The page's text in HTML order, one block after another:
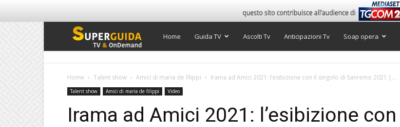
Super
TV
Home Guida TV Ascolti Tv Anticipazioni Tv Soap opera
Home Talent show Amici di maria de filippi Irama ad Amici 2021: l’esibizione con il singolo di Sanremo 2021 |...
Talent show Amici di maria de filippi Video
Irama ad Amici 2021: l’esibizione con